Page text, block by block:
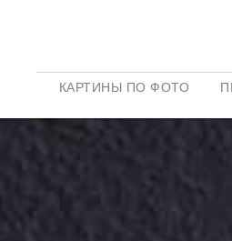
КАРТИНЫ ПО ФОТО